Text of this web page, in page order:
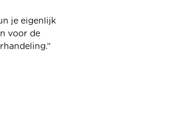
je eigenlijk
voor de